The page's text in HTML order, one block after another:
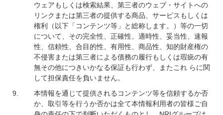
ウェアもしくは検索結果、第三者のウェブ・サイトへの
リンクまたは第三者の提供する商品、サービスもしくは
権利（以下「コンテンツ等」と総称します。）等の一切
について、その完全性、正確性、適時性、妥当性、速報
性、信頼性、合目的性、有用性、商品性、知的財産権の
不侵害または第三者による債務の履行もしくは瑕疵の有
無その他につきいかなる保証も行わず、またこれ らに関
して担保責任を負いません。
本情報を通じて提供されるコンテンツ等を信頼するか否
か、取引等を行うか否かは全て本情報利用者の皆様ご自